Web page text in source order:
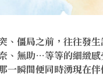
、僵局之前，往往發
、無助…等等的細緻
一瞬間便同時湧現在伴